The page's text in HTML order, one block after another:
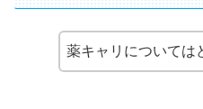
薬キャリについては